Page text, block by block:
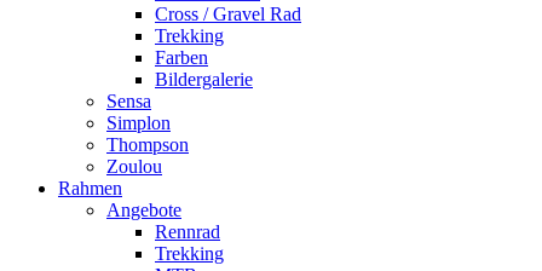
Cross / Gravel Rad
Trekking
Farben
Bildergalerie
Sensa
Simplon
Thompson
Zoulou
Rahmen
Angebote
Rennrad
Trekking